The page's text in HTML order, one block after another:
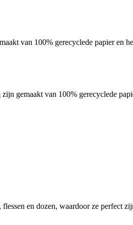
van 100% gerecyclede papier en
zijn gemaakt van 100% gerecyclede
en dozen, waardoor ze perfect